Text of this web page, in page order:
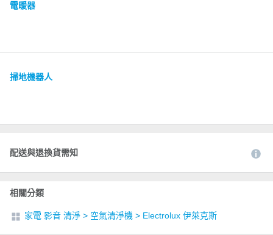
電暖器
掃地機器人
配送與退換貨需知
相關分類
家電 影音 清淨 > 空氣清淨機 > Electrolux 伊萊克斯